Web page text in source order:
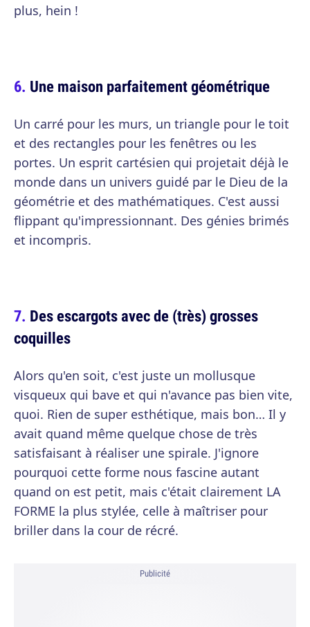
plus, hein !
Une maison parfaitement géométrique
Un carré pour les murs, un triangle pour le toit
et des rectangles pour les fenêtres ou les
portes. Un esprit cartésien qui projetait déjà le
monde dans un univers guidé par le Dieu de la
géométrie et des mathématiques. C'est aussi
flippant qu'impressionnant. Des génies brimés
et incompris.
Des escargots avec de (très) grosses
coquilles
Alors qu'en soit, c'est juste un mollusque
visqueux qui bave et qui n'avance pas bien vite,
quoi. Rien de super esthétique, mais bon… Il y
avait quand même quelque chose de très
satisfaisant à réaliser une spirale. J'ignore
pourquoi cette forme nous fascine autant
quand on est petit, mais c'était clairement LA
FORME la plus stylée, celle à maîtriser pour
briller dans la cour de récré.
Publicité